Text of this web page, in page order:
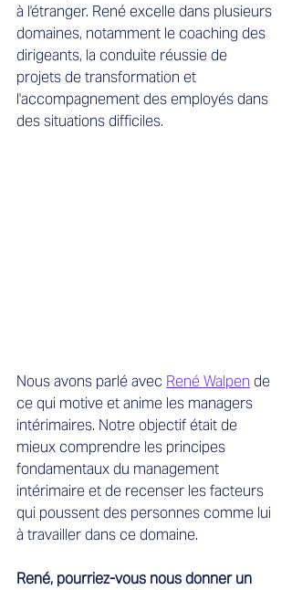
à l'étranger. René excelle dans plusieurs
domaines, notamment le coaching des
dirigeants, la conduite réussie de
projets de transformation et
l'accompagnement des employés dans
des situations difficiles.
Nous avons parlé avec René Walpen de
ce qui motive et anime les managers
intérimaires. Notre objectif était de
mieux comprendre les principes
fondamentaux du management
intérimaire et de recenser les facteurs
qui poussent des personnes comme lui
à travailler dans ce domaine.
René, pourriez-vous nous donner un